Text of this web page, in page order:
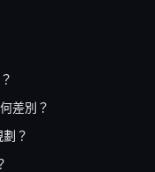
差別？
？